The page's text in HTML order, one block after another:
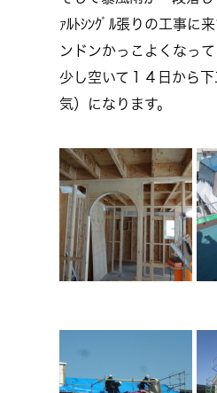
ｧﾙﾄｼﾝｸﾞﾙ張りの工事に
ンドンかっこよくなっ
少し空いて１４日から
気）になります。